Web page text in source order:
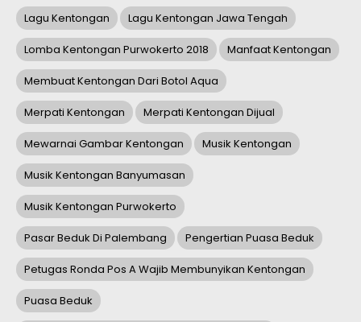
Lagu Kentongan Lagu Kentongan Jawa Tengah
Lomba Kentongan Purwokerto 2018 Manfaat Kentongan
Membuat Kentongan Dari Botol Aqua
Merpati Kentongan Merpati Kentongan Dijual
Mewarnai Gambar Kentongan Musik Kentongan
Musik Kentongan Banyumasan
Musik Kentongan Purwokerto
Pasar Beduk Di Palembang Pengertian Puasa Beduk
Petugas Ronda Pos A Wajib Membunyikan Kentongan
Puasa Beduk